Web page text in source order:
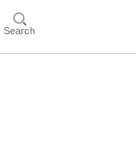
Search